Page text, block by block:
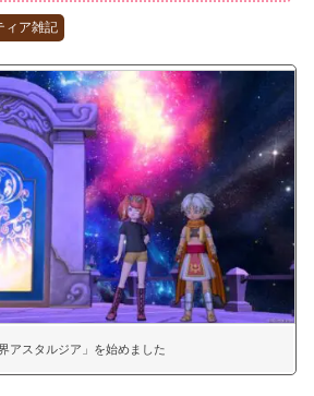
ィア雑記
界アスタルジア」を始めました